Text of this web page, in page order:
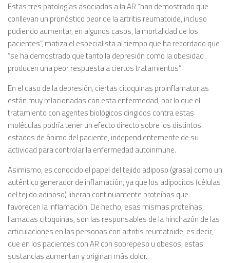
Estas tres patologías asociadas a la AR “han demostrado que
conllevan un pronóstico peor de la artritis reumatoide, incluso
pudiendo aumentar, en algunos casos, la mortalidad de los
pacientes”, matiza el especialista al tiempo que ha recordado que
“se ha demostrado que tanto la depresión como la obesidad
producen una peor respuesta a ciertos tratamientos”.
En el caso de la depresión, ciertas citoquinas proinflamatorias
están muy relacionadas con esta enfermedad, por lo que el
tratamiento con agentes biológicos dirigidos contra estas
moléculas podría tener un efecto directo sobre los distintos
estados de ánimo del paciente, independientemente de su
actividad para controlar la enfermedad autoinmune.
Asimismo, es conocido el papel del tejido adiposo (grasa) como un
auténtico generador de inflamación, ya que los adipocitos (células
del tejido adiposo) liberan continuamente proteínas que
favorecen la inflamación. De hecho, esas mismas proteínas,
llamadas citoquinas, son las responsables de la hinchazón de las
articulaciones en las personas con artritis reumatoide, es decir,
que en los pacientes con AR con sobrepeso u obesos, estas
sustancias aumentan y originan más dolor.